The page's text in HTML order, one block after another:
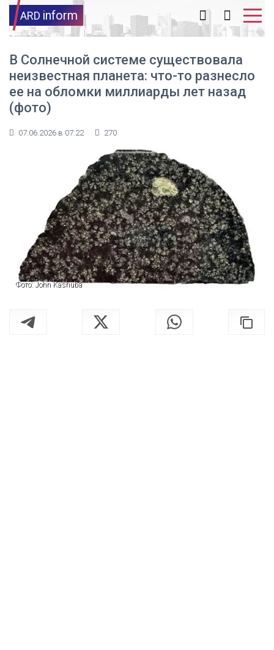
ARD inform
В Солнечной системе существовала
неизвестная планета: что-то разнесло
ее на обломки миллиарды лет назад
(фото)
07.06.2026 в 07:22 270
Фото: John Kashuba